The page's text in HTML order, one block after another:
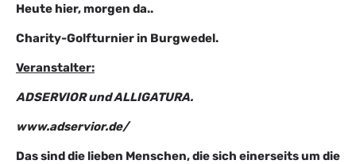
Heute hier, morgen da..
Charity-Golfturnier in Burgwedel.
Veranstalter:
ADSERVIOR und ALLIGATURA.
www.adservior.de/
Das sind die lieben Menschen, die sich einerseits um die